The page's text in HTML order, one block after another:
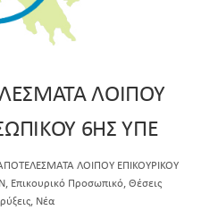
ΛΟΙΠΟΥ
6ΗΣ ΥΠΕ
ΛΟΙΠΟΥ ΕΠΙΚΟΥΡΙΚΟΥ
, Επικουρικό Προσωπικό, Θέσεις
, Νέα